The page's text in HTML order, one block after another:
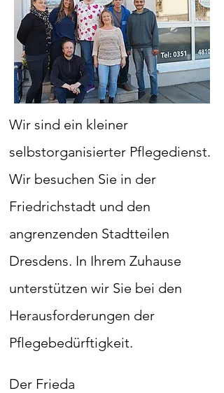
Wir sind ein kleiner
selbstorganisierter Pflegedienst.
Wir besuchen Sie in der
Friedrichstadt und den
angrenzenden Stadtteilen
Dresdens. In Ihrem Zuhause
unterstützen wir Sie bei den
Herausforderungen der
Pflegebedürftigkeit.
Der Frieda